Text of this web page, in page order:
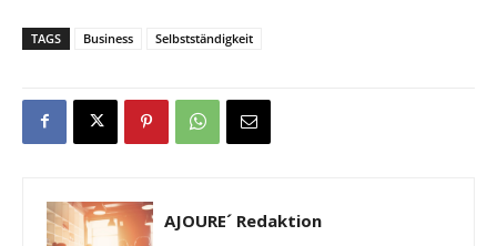
TAGS Business Selbstständigkeit
AJOURE´ Redaktion